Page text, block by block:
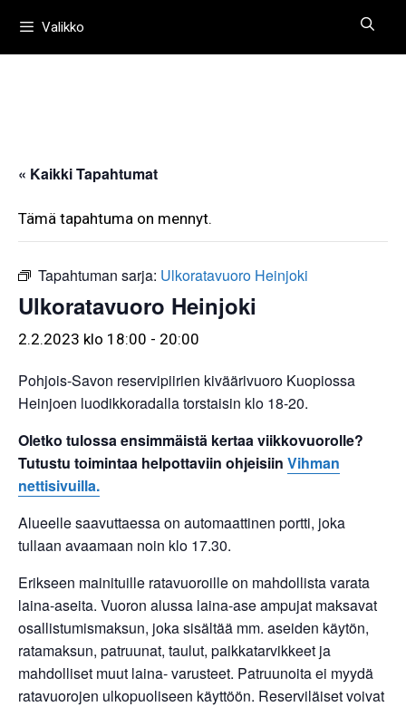
sisältöönValikko
« Kaikki Tapahtumat
Tämä tapahtuma on mennyt.
Tapahtuman sarja: Ulkoratavuoro Heinjoki
Ulkoratavuoro Heinjoki
2.2.2023 klo 18:00 - 20:00
Pohjois-Savon reservipiirien kiväärivuoro Kuopiossa
Heinjoen luodikkoradalla torstaisin klo 18-20.
Oletko tulossa ensimmäistä kertaa viikkovuorolle?
Tutustu toimintaa helpottaviin ohjeisiin Vihman
nettisivuilla.
Alueelle saavuttaessa on automaattinen portti, joka
tullaan avaamaan noin klo 17.30.
Erikseen mainituille ratavuoroille on mahdollista varata
laina-aseita. Vuoron alussa laina-ase ampujat maksavat
osallistumismaksun, joka sisältää mm. aseiden käytön,
ratamaksun, patruunat, taulut, paikkatarvikkeet ja
mahdolliset muut laina- varusteet. Patruunoita ei myydä
ratavuorojen ulkopuoliseen käyttöön. Reserviläiset voivat